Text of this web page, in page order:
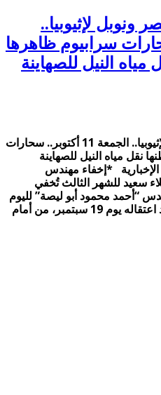
لإثيوبيا..
سحارات سرابيوم ظاهرها
مياه النيل للصهاينة
النكسات والعطش لمصر ونوبل لإثيوبيا.. الجمعة 11 أكتوبر.. سحارات
نقل مياه النيل للصهاينة
*إخفاء مهندس
والداعية علاء سعيد للشهر الثالث تُخفي
“أحمد محمود أبو ليصة” لليوم
الثاني والعشرين على التوالي، بعد اعتقاله يوم 19 سبتمبر، من أمام